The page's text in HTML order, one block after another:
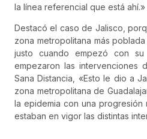
la línea referencial que está ahí.»
Destacó el caso de Jalisco,
zona metropolitana más
justo cuando empezó con
empezaron las intervenciones
Sana Distancia, «Esto le dio a
zona metropolitana de
la epidemia con una
estaban en vigor las distintas